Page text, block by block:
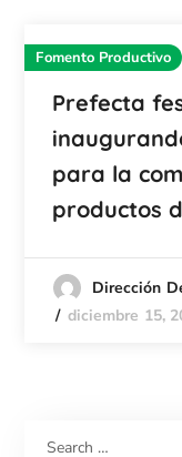
Fomento Productivo
Prefecta
para la
productos
Dirección
diciembre 15,